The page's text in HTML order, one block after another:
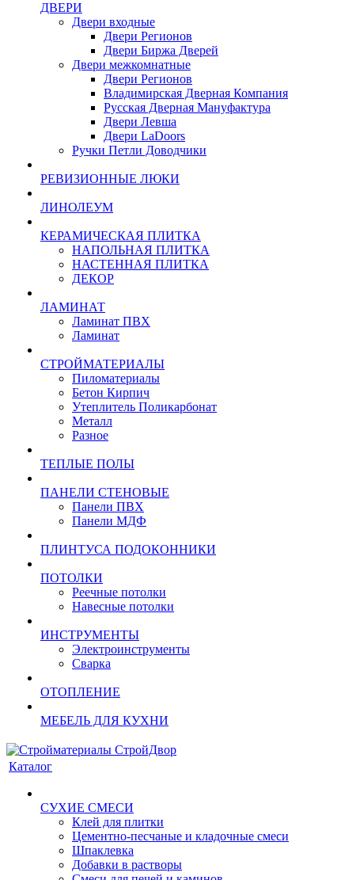
ДВЕРИ
Двери входные
Двери Регионов
Двери Биржа Дверей
Двери межкомнатные
Двери Регионов
Владимирская Дверная Компания
Русская Дверная Мануфактура
Двери Левша
Двери LaDoors
Ручки Петли Доводчики
РЕВИЗИОННЫЕ ЛЮКИ
ЛИНОЛЕУМ
КЕРАМИЧЕСКАЯ ПЛИТКА
НАПОЛЬНАЯ ПЛИТКА
НАСТЕННАЯ ПЛИТКА
ДЕКОР
ЛАМИНАТ
Ламинат ПВХ
Ламинат
СТРОЙМАТЕРИАЛЫ
Пиломатериалы
Бетон Кирпич
Утеплитель Поликарбонат
Металл
Разное
ТЕПЛЫЕ ПОЛЫ
ПАНЕЛИ СТЕНОВЫЕ
Панели ПВХ
Панели МДФ
ПЛИНТУСА ПОДОКОННИКИ
ПОТОЛКИ
Реечные потолки
Навесные потолки
ИНСТРУМЕНТЫ
Электроинструменты
Сварка
ОТОПЛЕНИЕ
МЕБЕЛЬ ДЛЯ КУХНИ
Каталог
СУХИЕ СМЕСИ
Клей для плитки
Цементно-песчаные и кладочные смеси
Шпаклевка
Добавки в растворы